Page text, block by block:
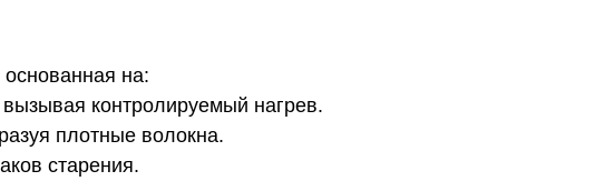
на:
контролируемый нагрев.
плотные волокна.
старения.